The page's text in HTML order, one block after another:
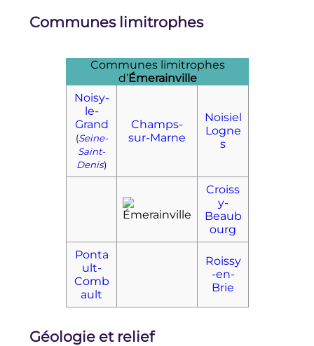
Communes limitrophes
Communes limitrophes
d’Émerainville
Noisy-
le-
Grand
(Seine-
Saint-
Denis)
Champs-
sur-Marne
Noisiel
Logne
s
Croiss
y-
Beaub
ourg
Ponta
ult-
Comb
ault
Roissy
-en-
Brie
Géologie et relief